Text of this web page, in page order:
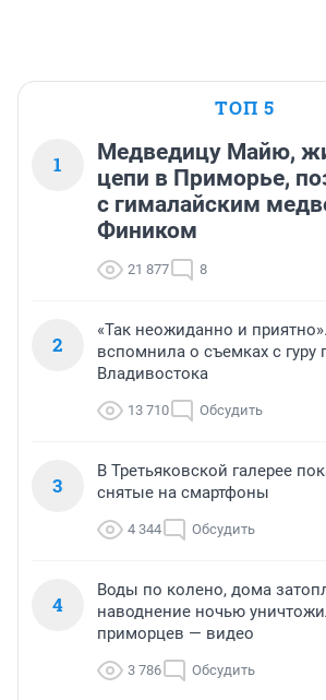
ТОП 5
1
Медведицу Майю,
цепи в Приморье,
с гималайским
Фиником
21 877 8
2
«Так неожиданно и
вспомнила о съемках с гуру
Владивостока
13 710 Обсудить
3
В Третьяковской галерее
снятые на смартфоны
4 344 Обсудить
4
Воды по колено, дома
наводнение ночью
приморцев — видео
3 786 Обсудить